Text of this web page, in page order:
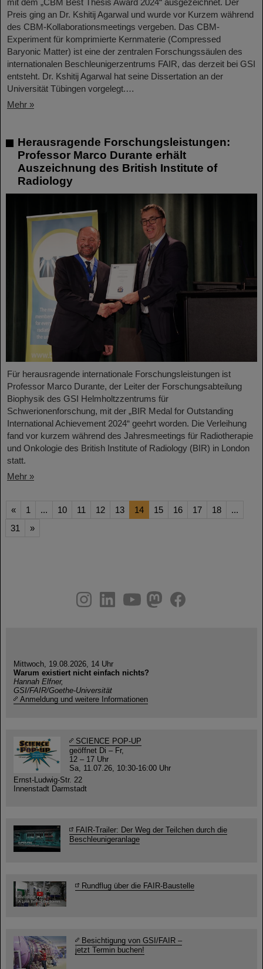
mit dem „CBM Best Thesis Award 2024“ ausgezeichnet. Der
Preis ging an Dr. Kshitij Agarwal und wurde vor Kurzem während
des CBM-Kollaborationsmeetings vergeben. Das CBM-
Experiment für komprimierte Kernmaterie (Compressed
Baryonic Matter) ist eine der zentralen Forschungssäulen des
internationalen Beschleunigerzentrums FAIR, das derzeit bei GSI
entsteht. Dr. Kshitij Agarwal hat seine Dissertation an der
Universität Tübingen vorgelegt.…
Mehr »
Herausragende Forschungsleistungen:
Professor Marco Durante erhält
Auszeichnung des British Institute of
Radiology
Für herausragende internationale Forschungsleistungen ist
Professor Marco Durante, der Leiter der Forschungsabteilung
Biophysik des GSI Helmholtzzentrums für
Schwerionenforschung, mit der „BIR Medal for Outstanding
International Achievement 2024“ geehrt worden. Die Verleihung
fand vor kurzem während des Jahresmeetings für Radiotherapie
und Onkologie des British Institute of Radiology (BIR) in London
statt.
Mehr »
« 1 ... 10 11 12 13 14 15 16 17 18
...
31
»
youtube
helmholtz.social
facebook
Mittwoch, 19.08.2026, 14 Uhr
Warum existiert nicht einfach nichts?
Hannah Elfner,
GSI/FAIR/Goethe-Universität
Anmeldung und weitere Informationen
SCIENCE POP-UP
geöffnet Di – Fr,
12 – 17 Uhr
Sa, 11.07.26, 10:30-16:00 Uhr
Ernst-Ludwig-Str. 22
Innenstadt Darmstadt
FAIR-Trailer: Der Weg der Teilchen durch die
Beschleunigeranlage
Rundflug über die FAIR-Baustelle
Besichtigung von GSI/FAIR –
jetzt Termin buchen!